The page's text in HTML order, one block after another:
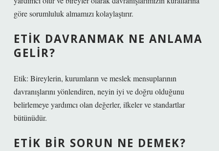
göre sorumluluk almamızı kolaylaştırır.
ETIK DAVRANMAK NE ANLAMA
GELIR?
Etik: Bireylerin, kurumların ve meslek mensuplarının
davranışlarını yönlendiren, neyin iyi ve doğru olduğunu
belirlemeye yardımcı olan değerler, ilkeler ve standartlar
bütünüdür.
ETIK BIR SORUN NE DEMEK?